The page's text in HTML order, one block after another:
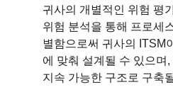
귀사의 개별적인 위험 평
위험 분석을 통해 프로세
별함으로써 귀사의 ITSM
에 맞춰 설계될 수 있으며
지속 가능한 구조로 구축